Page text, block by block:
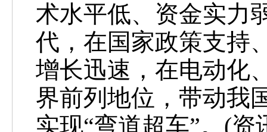
术水平低、资金实力
代，在国家政策支持
增长迅速，在电动化
界前列地位，带动我
实现“弯道超车”。(资